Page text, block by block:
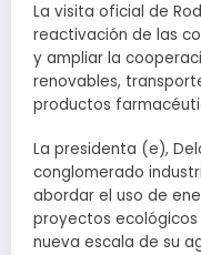
La visita oficial de
reactivación de las
y ampliar la
renovables,
productos
La presidenta (e),
conglomerado
abordar el uso de
proyectos ecológicos
nueva escala de su